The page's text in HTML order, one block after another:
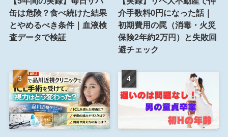
缶は危険？食べ続けた結果
とやめるべき条件｜血液検
査データで検証
介手数料0円になった話｜
初期費用の罠（消毒・火災
保険2年約2万円）と失敗回
避チェック